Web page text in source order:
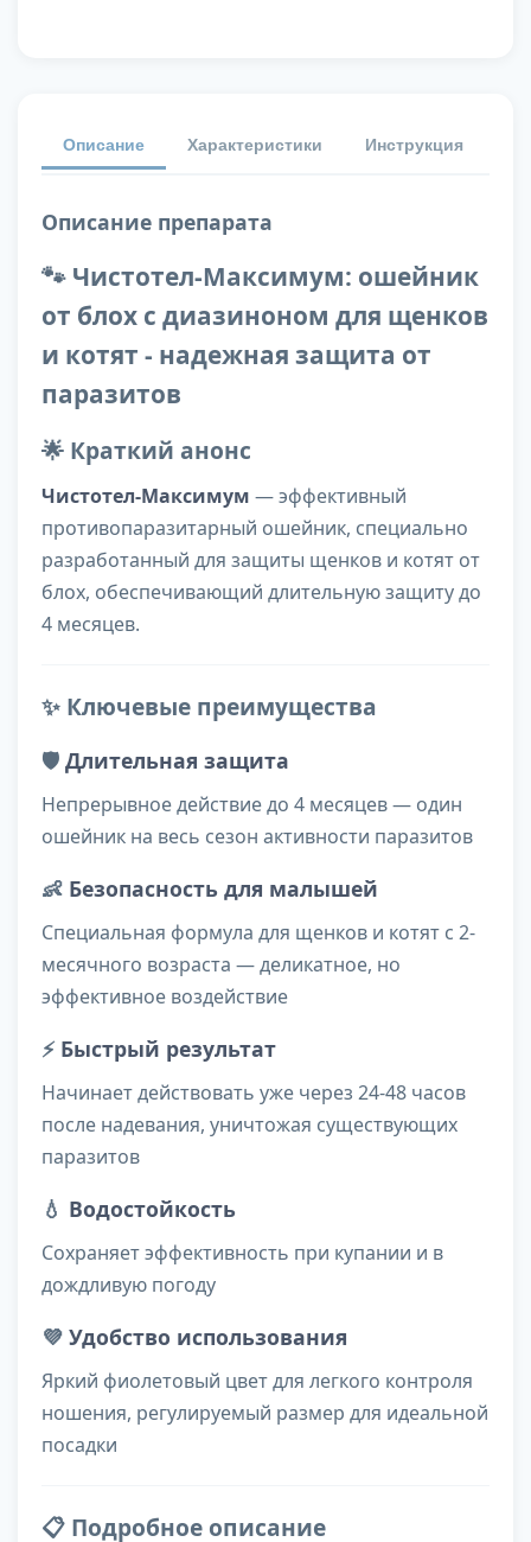
Описание Характеристики Инструкция
Описание препарата
🐾 Чистотел-Максимум: ошейник
от блох с диазиноном для щенков
и котят - надежная защита от
паразитов
🌟 Краткий анонс
Чистотел-Максимум — эффективный
противопаразитарный ошейник, специально
разработанный для защиты щенков и котят от
блох, обеспечивающий длительную защиту до
4 месяцев.
✨ Ключевые преимущества
🛡️ Длительная защита
Непрерывное действие до 4 месяцев — один
ошейник на весь сезон активности паразитов
👶 Безопасность для малышей
Специальная формула для щенков и котят с 2-
месячного возраста — деликатное, но
эффективное воздействие
⚡ Быстрый результат
Начинает действовать уже через 24-48 часов
после надевания, уничтожая существующих
паразитов
💧 Водостойкость
Сохраняет эффективность при купании и в
дождливую погоду
💜 Удобство использования
Яркий фиолетовый цвет для легкого контроля
ношения, регулируемый размер для идеальной
посадки
📋 Подробное описание